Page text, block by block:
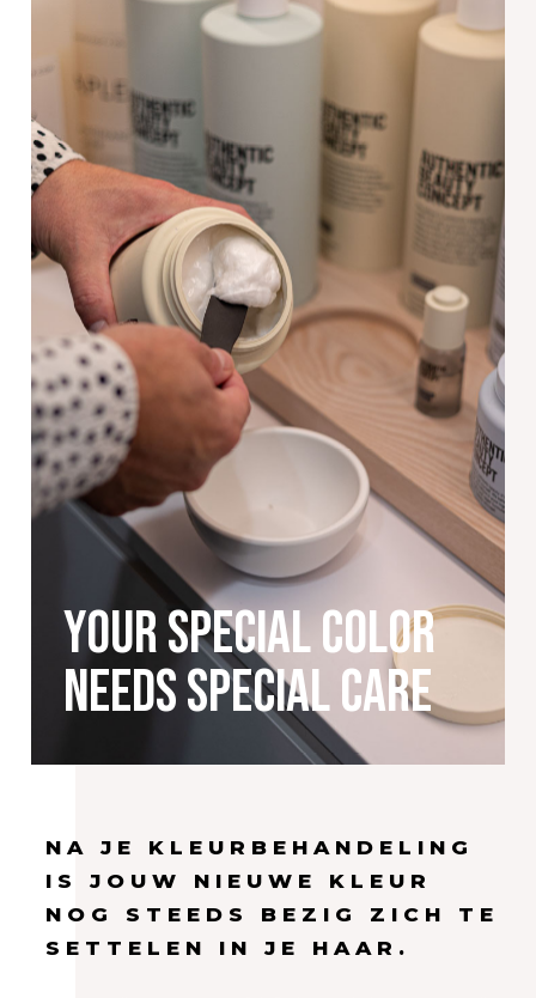
Your special color
needs special care
NA JE KLEURBEHANDELING
IS JOUW NIEUWE KLEUR
NOG STEEDS BEZIG ZICH TE
SETTELEN IN JE HAAR.